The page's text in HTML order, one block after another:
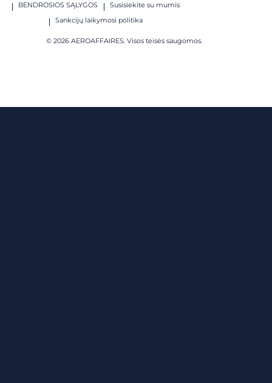
BENDROSIOS SĄLYGOS
Susisiekite su mumis
Sankcijų laikymosi politika
© 2026 AEROAFFAIRES. Visos teisės saugomos.